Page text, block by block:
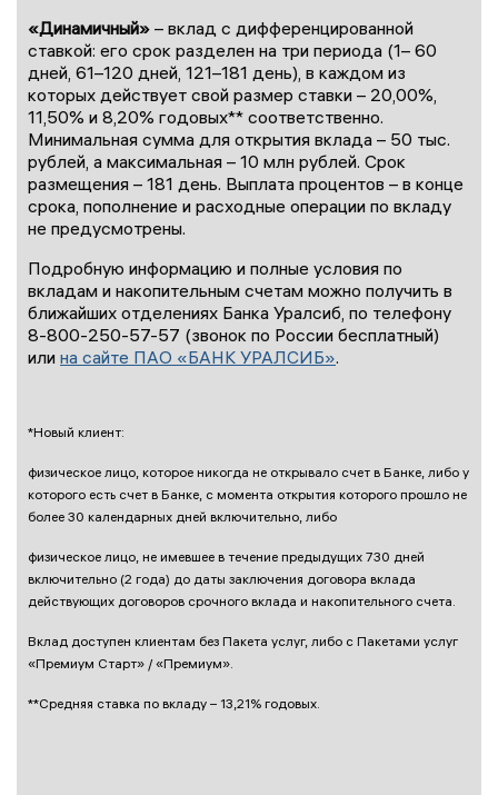
«Динамичный» – вклад с дифференцированной
ставкой: его срок разделен на три периода (1– 60
дней, 61–120 дней, 121–181 день), в каждом из
которых действует свой размер ставки – 20,00%,
11,50% и 8,20% годовых** соответственно.
Минимальная сумма для открытия вклада – 50 тыс.
рублей, а максимальная – 10 млн рублей. Срок
размещения – 181 день. Выплата процентов – в конце
срока, пополнение и расходные операции по вкладу
не предусмотрены.
Подробную информацию и полные условия по
вкладам и накопительным счетам можно получить в
ближайших отделениях Банка Уралсиб, по телефону
8-800-250-57-57 (звонок по России бесплатный)
или на сайте ПАО «БАНК УРАЛСИБ».
*Новый клиент:
физическое лицо, которое никогда не открывало счет в Банке, либо у
которого есть счет в Банке, с момента открытия которого прошло не
более 30 календарных дней включительно, либо
физическое лицо, не имевшее в течение предыдущих 730 дней
включительно (2 года) до даты заключения договора вклада
действующих договоров срочного вклада и накопительного счета.
Вклад доступен клиентам без Пакета услуг, либо с Пакетами услуг
«Премиум Старт» / «Премиум».
**Средняя ставка по вкладу – 13,21% годовых.